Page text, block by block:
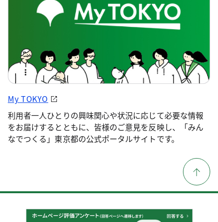
My TOKYO
利用者一人ひとりの興味関心や状況に応じて必要な情報
をお届けするとともに、皆様のご意見を反映し、「みん
なでつくる」東京都の公式ポータルサイトです。